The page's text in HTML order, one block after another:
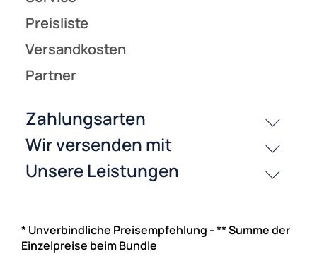
* Unverbindliche Preisempfehlung - ** Summe der
Einzelpreise beim Bundle